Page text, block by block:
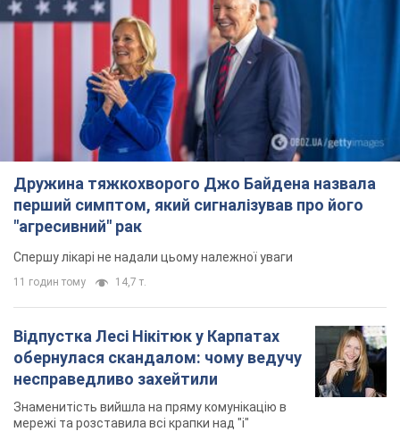
Дружина тяжкохворого Джо Байдена назвала
перший симптом, який сигналізував про його
"агресивний" рак
Спершу лікарі не надали цьому належної уваги
11 годин тому 14,7 т.
Відпустка Лесі Нікітюк у Карпатах
обернулася скандалом: чому ведучу
несправедливо захейтили
Знаменитість вийшла на пряму комунікацію в
мережі та розставила всі крапки над "і"